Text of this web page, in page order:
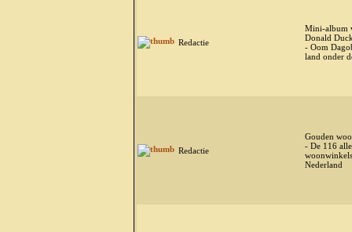
Redactie
Mini-album
Donald
- Oom
land onder
Redactie
Gouden
- De 116
Nederland